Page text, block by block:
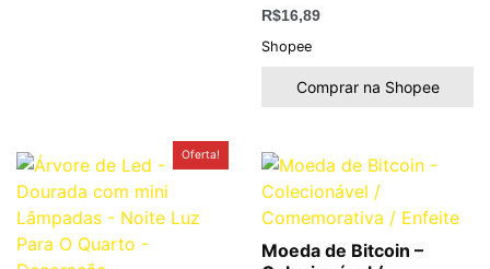
R$16,89
Shopee
Comprar na Shopee
Oferta!
preço
era:
R$189,50.
preço
é:
R$69,90.
Moeda de Bitcoin –